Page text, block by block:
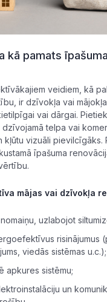
kā pamats
veidiem, kā
ir dzīvokļa vai
vai dārgai.
dzīvojamā telpa vai
kļūtu vizuāli pievilcīgāks.
īpašuma
mājas vai dzīvokļa
uzlabojot
risinājumus
viedās sistēmas u.c.);
apkures sistēmu;
un